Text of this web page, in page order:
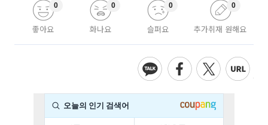
좋아요
0
화나요
0
슬퍼요
0
추가취재 원해요
0